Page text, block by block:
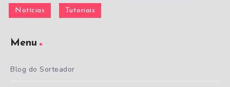
Notícias Tutoriais
Menu
Blog do Sorteador